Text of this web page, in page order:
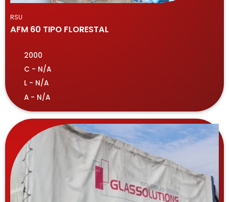
RSU
AFM 60 TIPO FLORESTAL
2000
C - N/A
L - N/A
A - N/A